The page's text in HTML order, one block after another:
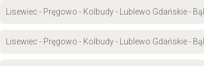
Lisewiec - Pręgowo - Kolbudy - Lublewo Gdańskie -
Lisewiec - Pręgowo - Kolbudy - Lublewo Gdańskie -